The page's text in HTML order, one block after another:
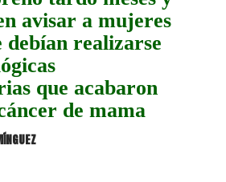
avisar a mujeres
debían realizarse
que acabaron
de mama